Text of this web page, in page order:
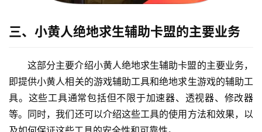
三、小黄人绝地求生辅助卡盟的主要业务
这部分主要介绍小黄人绝地求生辅助卡盟的主要业务，
即提供小黄人相关的游戏辅助工具和绝地求生游戏的辅助工
具。这些工具通常包括但不限于加速器、透视器、修改器
等。同时，我们还可以介绍这些工具的使用方法和效果，以